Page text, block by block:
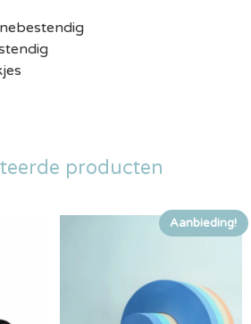
producten
Aanbieding!